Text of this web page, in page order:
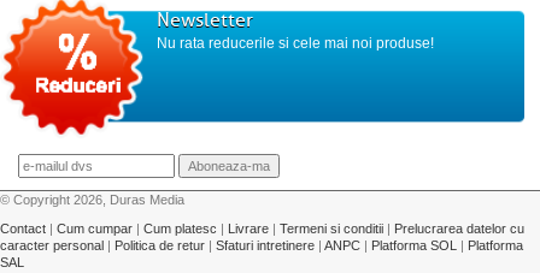
Newsletter
Nu rata reducerile si cele mai noi produse!
© Copyright 2026, Duras Media
Contact | Cum cumpar | Cum platesc | Livrare | Termeni si conditii | Prelucrarea datelor cu
caracter personal | Politica de retur | Sfaturi intretinere | ANPC | Platforma SOL | Platforma
SAL